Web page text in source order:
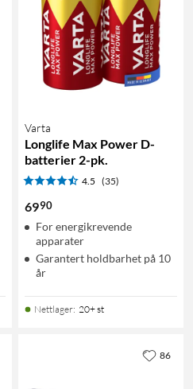
Varta
Longlife Max Power D-
batterier 2-pk.
4.5 (35)
6990
For energikrevende
apparater
Garantert holdbarhet på 10
år
Nettlager: 20+ st
86